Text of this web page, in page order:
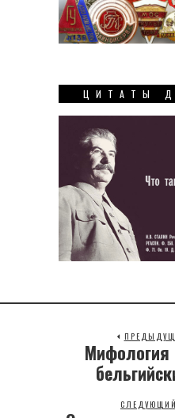
ЦИТАТЫ
Мифология